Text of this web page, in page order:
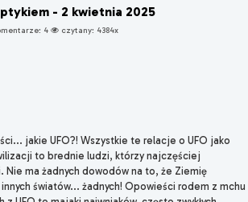
- 2 kwietnia 2025
4 czytany: 4384x
jakie UFO?! Wszystkie te relacje o UFO jako
to brednie ludzi, którzy najczęściej
Nie ma żadnych dowodów na to, że Ziemię
światów... żadnych! Opowieści rodem z mchu